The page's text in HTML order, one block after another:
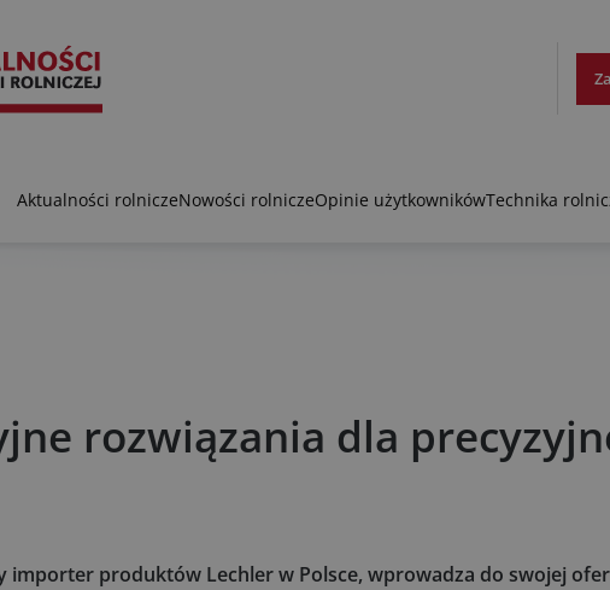
Aktualności rolniczeNowości rolniczeOpinie użytkownikówTechnika
rozwiązania dla
importer produktów Lechler w Polsce, wprowadza do swojej